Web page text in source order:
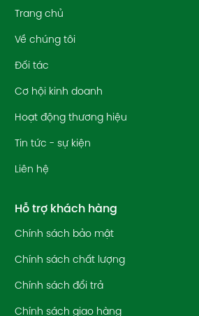
Trang chủ
Về chúng tôi
Đối tác
Cơ hội kinh doanh
Hoạt động thương hiệu
Tin tức - sự kiện
Liên hệ
Hỗ trợ khách hàng
Chính sách bảo mật
Chính sách chất lượng
Chính sách đổi trả
Chính sách giao hàng